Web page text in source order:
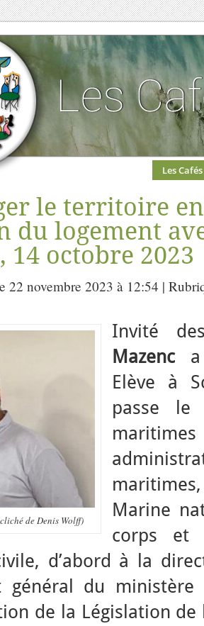
Les Cafés
le territoire
du logement
14 octobre 2023
22 novembre 2023 à 12:54 |
de Denis Wolff)
Invité
Mazenca
Elève à
passe le
Marine
corps et
d’abord à la
général du
de la Législation de